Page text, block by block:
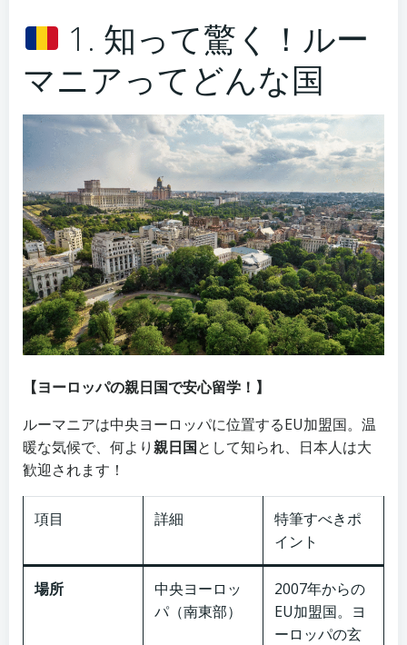
1. 知って驚く！ルー
マニアってどんな国
【ヨーロッパの親日国で安心留学！】
ルーマニアは中央ヨーロッパに位置するEU加盟国。温
暖な気候で、何より親日国として知られ、日本人は大
歓迎されます！
項目 詳細
特筆すべきポ
イント
場所
中央ヨーロッ
パ（南東部）
2007年からの
EU加盟国。ヨ
ーロッパの玄